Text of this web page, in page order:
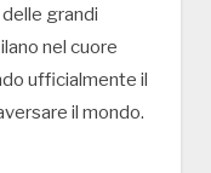
grandi
nel cuore
ufficialmente il
il mondo.